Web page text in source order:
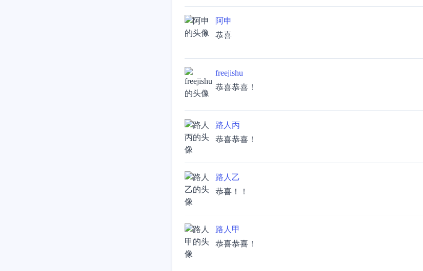
阿申
恭喜
freejishu
恭喜恭喜！
路人丙
恭喜恭喜！
路人乙
恭喜！！
路人甲
恭喜恭喜！